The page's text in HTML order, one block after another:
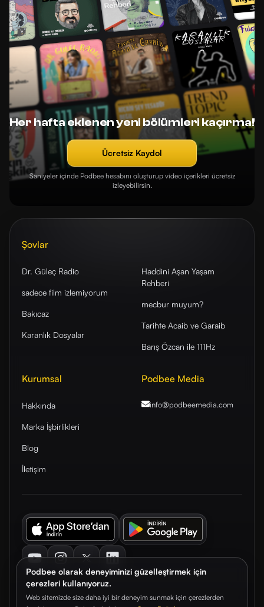
Podbee olarak deneyiminizi güzelleştirmek için
çerezleri kullanıyoruz.
Web sitemizde size daha iyi bir deneyim sunmak için çerezlerden
Her hafta eklenen yeni bölümleri kaçırma!
Ücretsiz Kaydol
Saniyeler içinde Podbee hesabını oluşturup video içerikleri ücretsiz
izleyebilirsin.
Şovlar
Dr. Güleç Radio
sadece film izlemiyorum
Bakıcaz
Karanlık Dosyalar
Haddini Aşan Yaşam
Rehberi
mecbur muyum?
Tarihte Acaib ve Garaib
Barış Özcan ile 111Hz
Kurumsal
Hakkında
Marka İşbirlikleri
Blog
İletişim
Podbee Media
info@podbeemedia.com